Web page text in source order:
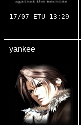
17/07 ETU 13:29
yankee